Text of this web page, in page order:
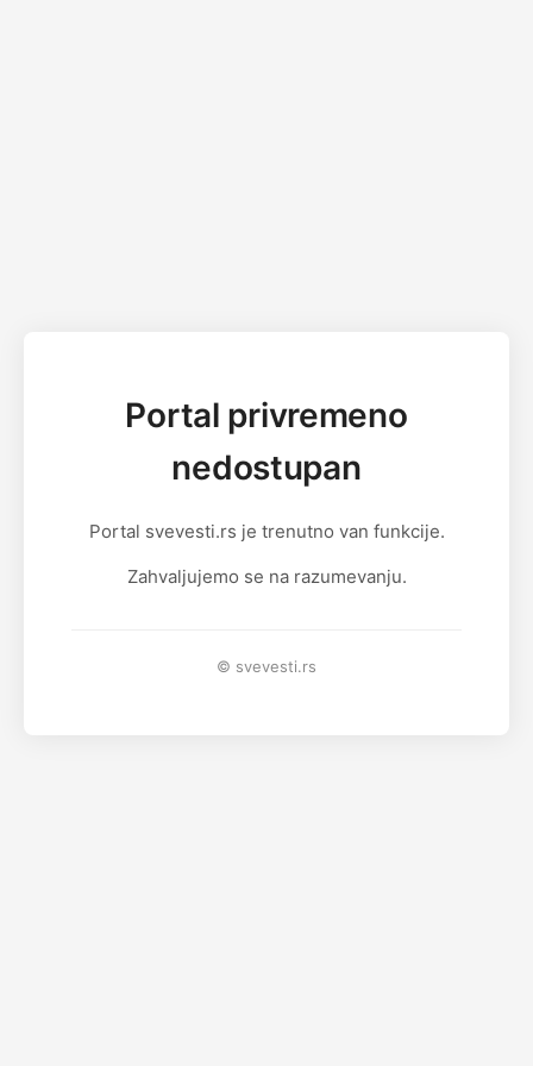
Portal privremeno
nedostupan
Portal svevesti.rs je trenutno van funkcije.
Zahvaljujemo se na razumevanju.
© svevesti.rs